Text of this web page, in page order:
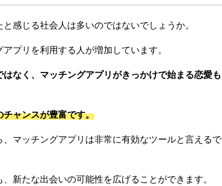
感じる社会人は多いのではないでしょうか。
プリを利用する人が増加しています。
なく、マッチングアプリがきっかけで始まる恋愛も
ャンスが豊富です。
マッチングアプリは非常に有効なツールと言えるで
新たな出会いの可能性を広げることができます。